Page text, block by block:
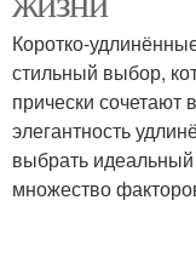
Овальные
Очки со
Коротко-
стильный выбор,
прически сочетают
элегантность
выбрать
множество